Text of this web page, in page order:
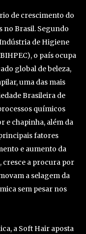
de crescimento do
no Brasil. Segundo
de Higiene
o país ocupa
global de beleza,
uma das mais
Brasileira de
químicos
e chapinha, além da
fatores
e aumento da
cresce a procura por
a selagem da
sem pesar nos
a Soft Hair aposta